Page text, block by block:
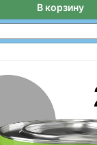
В корзину